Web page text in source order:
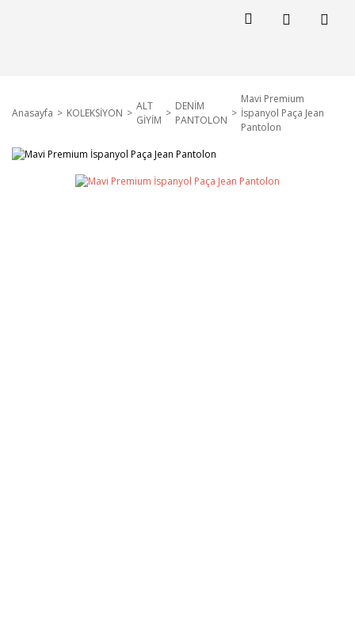
Anasayfa KOLEKSİYON
ALT
GİYİM
DENİM
PANTOLON
Mavi Premium
İspanyol Paça Jean
Pantolon